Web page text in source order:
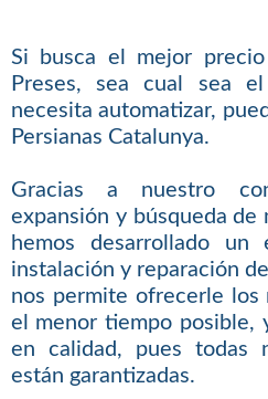
Si busca el mejor
Preses, sea cual sea
necesita automatizar,
Persianas Catalunya.
Gracias a nuestro
expansión y búsqueda de
hemos desarrollado un
instalación y reparación
nos permite ofrecerle los
el menor tiempo posible,
en calidad, pues todas
están garantizadas.